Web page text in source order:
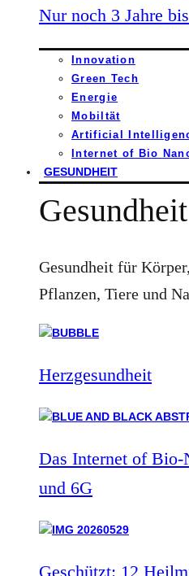
Nur noch 3 Jahre
Innovation
Green Tech
Energie
Mobiltät
Artificial
Internet of Bio
GESUNDHEIT
Gesundheit
Gesundheit für
Pflanzen, Tiere und
Herzgesundheit
Das Internet of
und 6G
Geschützt: 12